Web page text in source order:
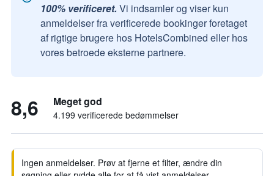
100% verificeret. Vi indsamler og viser kun
anmeldelser fra verificerede bookinger foretaget
af rigtige brugere hos HotelsCombined eller hos
vores betroede eksterne partnere.
8,6 Meget god
4.199 verificerede bedømmelser
Ingen anmeldelser. Prøv at fjerne et filter, ændre din